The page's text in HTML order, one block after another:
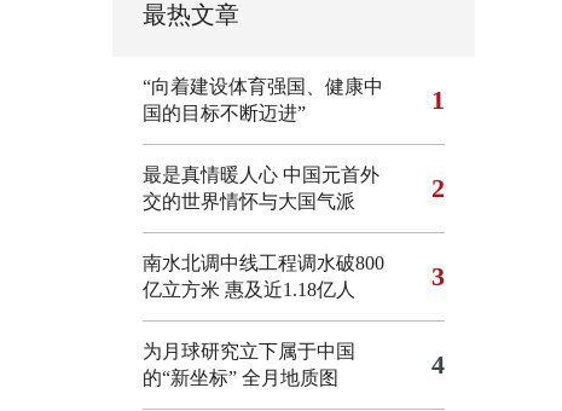
最热文章
“向着建设体育强国、健康中
国的目标不断迈进”
1
最是真情暖人心 中国元首外
交的世界情怀与大国气派
2
南水北调中线工程调水破800
亿立方米 惠及近1.18亿人
3
为月球研究立下属于中国
的“新坐标” 全月地质图 4